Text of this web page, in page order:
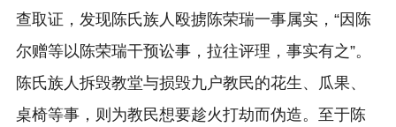
查取证，发现陈氏族人殴掳陈荣瑞一事属实，“因陈
尔赠等以陈荣瑞干预讼事，拉往评理，事实有之”。
陈氏族人拆毁教堂与损毁九户教民的花生、瓜果、
桌椅等事，则为教民想要趁火打劫而伪造。至于陈